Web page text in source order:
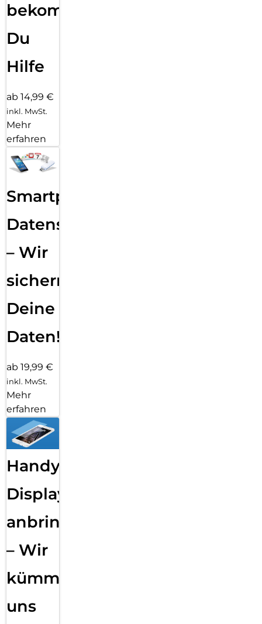
bekommst
Du
Hilfe
ab 14,99 €
inkl. MwSt.
Mehr
erfahren
Smartphone
Datensicherung
– Wir
sichern
Deine
Daten!
ab 19,99 €
inkl. MwSt.
Mehr
erfahren
Handy
Displayfolie
anbringen
– Wir
kümmern
uns